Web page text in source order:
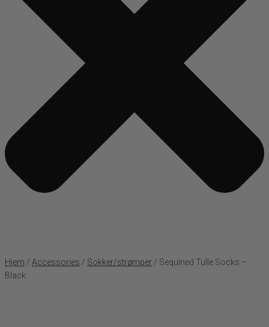
Hjem / Accessories / Sokker/strømper / Sequined Tulle Socks –
Black